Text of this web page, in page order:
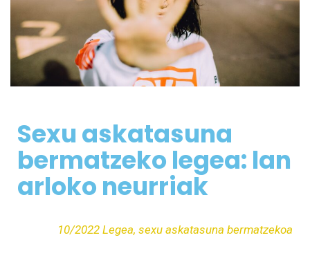
Sexu askatasuna
bermatzeko legea: lan
arloko neurriak
10/2022 Legea, sexu askatasuna bermatzekoa